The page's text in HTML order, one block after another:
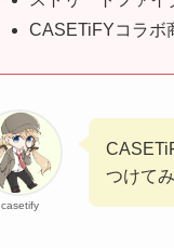
CASETiFYコラボ
casetify
つけてみ